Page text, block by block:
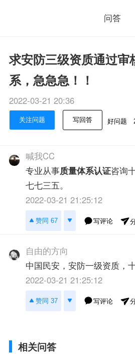
问答
求安防三级资质通过审
系，急急急！！
2022-03-21 20:36
关注问题 写回答 好问题
喊我CC
专业从事质量体系认证咨询
七七三五。
2022-03-21 21:25:12
赞同 67 写评论
自由的方向
中国民安，安防一级资质，
2022-03-21 21:25:12
赞同 37 写评论
相关问答